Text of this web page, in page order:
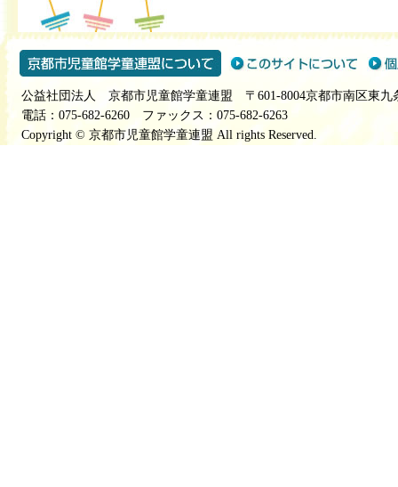
公益社団法人 京都市児童館学童連盟 〒601-8004京都市南区東九
電話：075-682-6260 ファックス：075-682-6263
Copyright © 京都市児童館学童連盟 All rights Reserved.